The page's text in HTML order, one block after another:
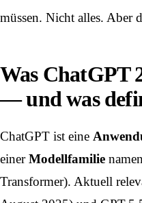
müssen. Nicht alles. Aber
Was ChatGPT
— und was
ChatGPT ist eine
einerModellfamilie
Transformer). Aktuell